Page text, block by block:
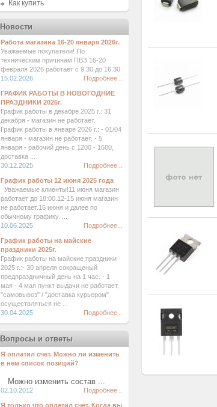
Как купить
Новости
Работа магазина 16-20 января 2026г.
Уважаемые покупатели! По
техническим причинам ПВЗ 16-20
февраля 2026 работает с 9.30 до 16.30.
15.02.2026
Подробнее...
ГРАФИК РАБОТЫ В НОВОГОДНИЕ
ПРАЗДНИКИ 2026г.
График работы в декабре 2025 г.: 31
декабря - магазин не работает.
График работы в январе 2026 г.: - 01/04
января - магазин не работает. - 5
января - рабочий день с 1200 - 1600,
доставка ...
30.12.2025
Подробнее...
График работы 12 июня 2025 года
Уважаемые клиенты!11 июня магазин
работает до 18:00.12-15 июня магазин
не работает.16 июня и далее по
обычному графику. ...
10.06.2025
Подробнее...
График работы на майские
праздники 2025г.
График работы на майские праздники
2025 г.:- 30 апреля сокращеный
предпраздничный день на 1 час. - 1
мая - 4 мая пункт выдачи не работает,
"самовывоз" / "доставка курьером"
осуществляться не ...
30.04.2025
Подробнее...
Вопросы и ответы
Я оплатил счет. Можно ли изменить
в нем список позиций?
Можно изменить состав ...
02.10.2012 Подробнее...
Я только что оплатил счет. Когда вы